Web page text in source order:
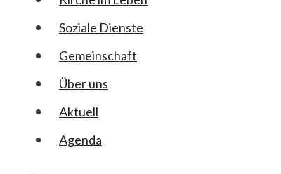
Soziale Dienste
Gemeinschaft
Über uns
Aktuell
Agenda